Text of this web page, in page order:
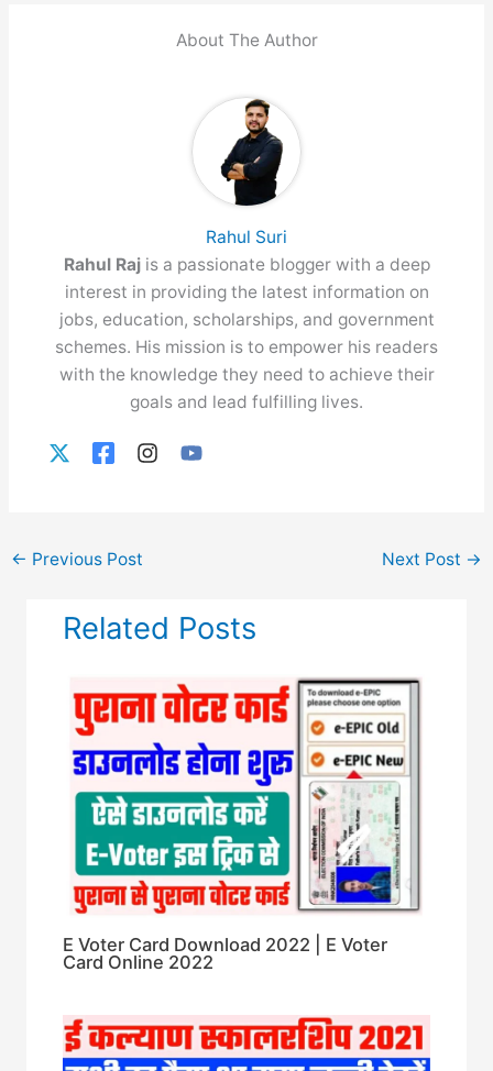
About The Author
Rahul Suri
Rahul Raj is a passionate blogger with a deep
interest in providing the latest information on
jobs, education, scholarships, and government
schemes. His mission is to empower his readers
with the knowledge they need to achieve their
goals and lead fulfilling lives.
← Previous Post Next Post →
Related Posts
E Voter Card Download 2022 | E Voter
Card Online 2022